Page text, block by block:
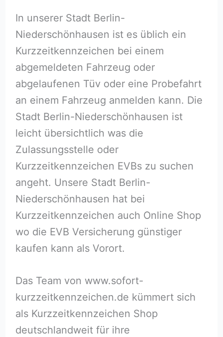
In unserer Stadt Berlin-
Niederschönhausen ist es üblich ein
Kurzzeitkennzeichen bei einem
abgemeldeten Fahrzeug oder
abgelaufenen Tüv oder eine Probefahrt
an einem Fahrzeug anmelden kann. Die
Stadt Berlin-Niederschönhausen ist
leicht übersichtlich was die
Zulassungsstelle oder
Kurzzeitkennzeichen EVBs zu suchen
angeht. Unsere Stadt Berlin-
Niederschönhausen hat bei
Kurzzeitkennzeichen auch Online Shop
wo die EVB Versicherung günstiger
kaufen kann als Vorort.
Das Team von www.sofort-
kurzzeitkennzeichen.de kümmert sich
als Kurzzeitkennzeichen Shop
deutschlandweit für ihre